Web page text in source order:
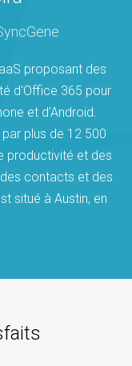
proposant des
d'Office 365 pour
et d'Android.
plus de 12 500
productivité et des
contacts et des
situé à Austin, en